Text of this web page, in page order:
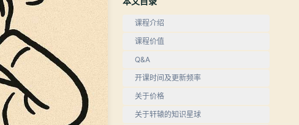
课程介绍
课程价值
Q&A
开课时间及更新频率
关于价格
关于轩辕的知识星球